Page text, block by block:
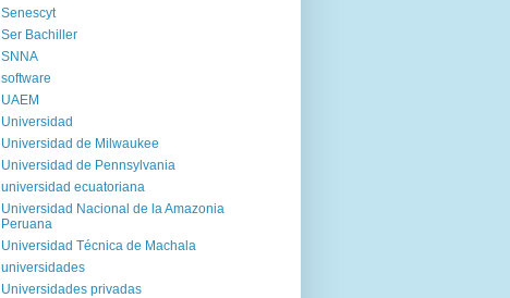
Senescyt
Ser Bachiller
SNNA
software
UAEM
Universidad
Universidad de Milwaukee
Universidad de Pennsylvania
universidad ecuatoriana
Universidad Nacional de la Amazonia
Peruana
Universidad Técnica de Machala
universidades
Universidades privadas